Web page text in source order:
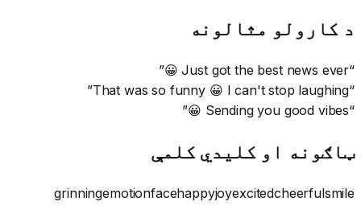
د کارولو مثالونه
“
Just got the best news ever 😀
”
“
That was so funny 😀 I can't stop laughing
”
“
Sending you good vibes 😀
”
ټاګونه او کلیدي کلمې
grinningemotionfacehappyjoyexcitedcheerfulsmile